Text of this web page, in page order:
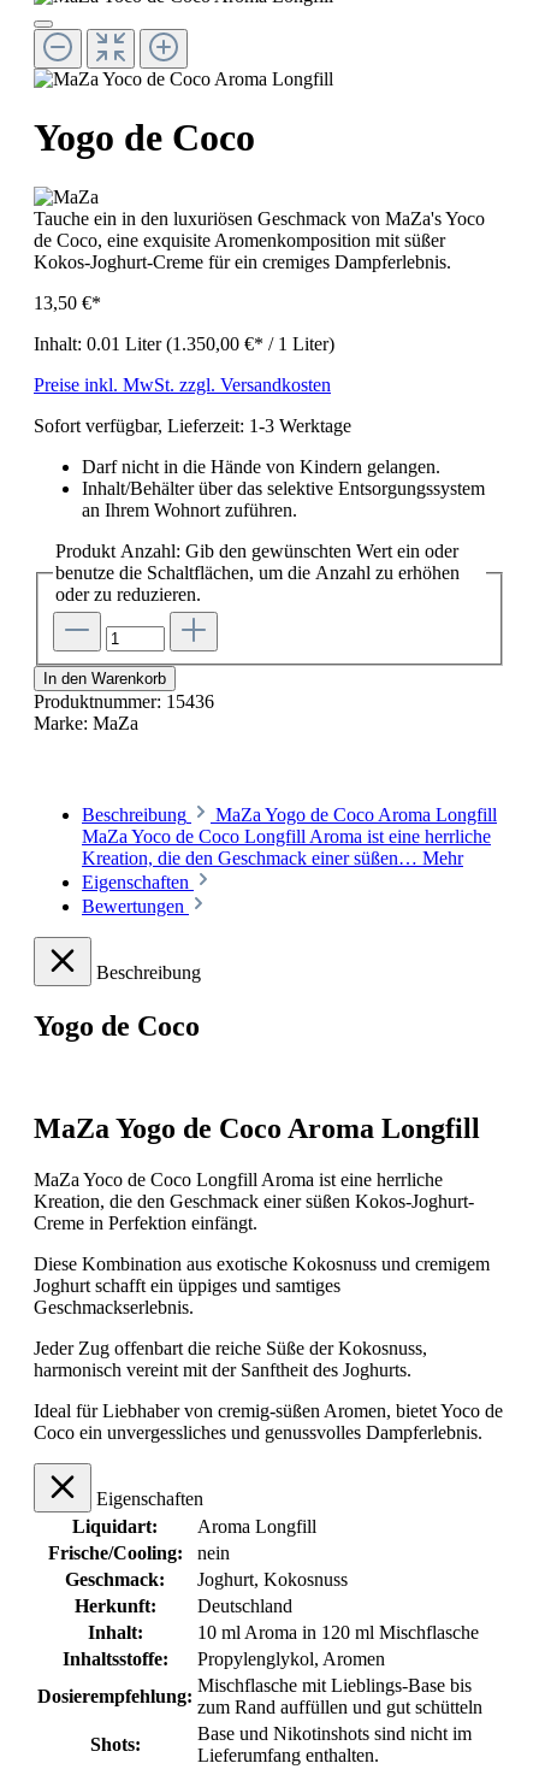
Yogo de Coco
Tauche ein in den luxuriösen Geschmack von MaZa's Yoco
de Coco, eine exquisite Aromenkomposition mit süßer
Kokos-Joghurt-Creme für ein cremiges Dampferlebnis.
13,50 €*
Inhalt: 0.01 Liter(1.350,00 €* / 1 Liter)
Preise inkl. MwSt. zzgl. Versandkosten
Sofort verfügbar, Lieferzeit: 1-3 Werktage
Darf nicht in die Hände von Kindern gelangen.
Inhalt/Behälter über das selektive Entsorgungssystem
an Ihrem Wohnort zuführen.
Produkt Anzahl: Gib den gewünschten Wert ein oder
benutze die Schaltflächen, um die Anzahl zu erhöhen
oder zu reduzieren.
In den Warenkorb
Produktnummer: 15436
Marke: MaZa
Beschreibung
MaZa Yogo de Coco Aroma Longfill
MaZa Yoco de Coco Longfill Aroma ist eine herrliche
Kreation, die den Geschmack einer süßen… Mehr
Eigenschaften
Bewertungen
Beschreibung
Yogo de Coco
MaZa Yogo de Coco Aroma Longfill
MaZa Yoco de Coco Longfill Aroma ist eine herrliche
Kreation, die den Geschmack einer süßen Kokos-Joghurt-
Creme in Perfektion einfängt.
Diese Kombination aus exotische Kokosnuss und cremigem
Joghurt schafft ein üppiges und samtiges
Geschmackserlebnis.
Jeder Zug offenbart die reiche Süße der Kokosnuss,
harmonisch vereint mit der Sanftheit des Joghurts.
Ideal für Liebhaber von cremig-süßen Aromen, bietet Yoco de
Coco ein unvergessliches und genussvolles Dampferlebnis.
Eigenschaften
Liquidart:
Aroma Longfill
Frische/Cooling:
nein
Geschmack:
Joghurt, Kokosnuss
Herkunft:
Deutschland
Inhalt:
10 ml Aroma in 120 ml Mischflasche
Inhaltsstoffe:
Propylenglykol, Aromen
Dosierempfehlung:
Mischflasche mit Lieblings-Base bis
zum Rand auffüllen und gut schütteln
Shots:
Base und Nikotinshots sind nicht im
Lieferumfang enthalten.